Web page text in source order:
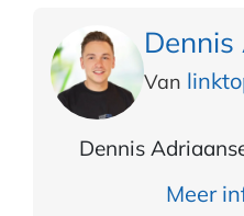
Van
Dennis
Meer